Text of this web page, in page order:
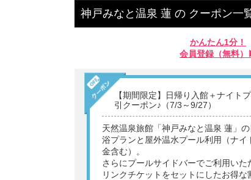
神戸みなと温泉 蓮 の クーポン一
かんたん1分！
会員登録（無料
【期間限定】日帰り入館＋ナイト
引クーポン♪（7/3～9/27）
天然温泉旅館「神戸みなと温泉 蓮」の
浴プランと屋外温水プール利用（ナイ
金含む）。
さらにプールサイドバーでご利用いた
リンクチケットをセットにしたお得な